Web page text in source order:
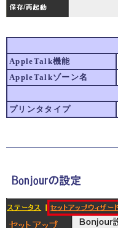
AppleTalk機能
AppleTalkゾーン名
プリンタタイプ